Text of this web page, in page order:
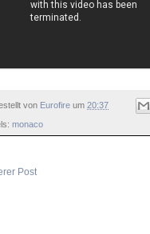
von Eurofire um 20:37
monaco
Post